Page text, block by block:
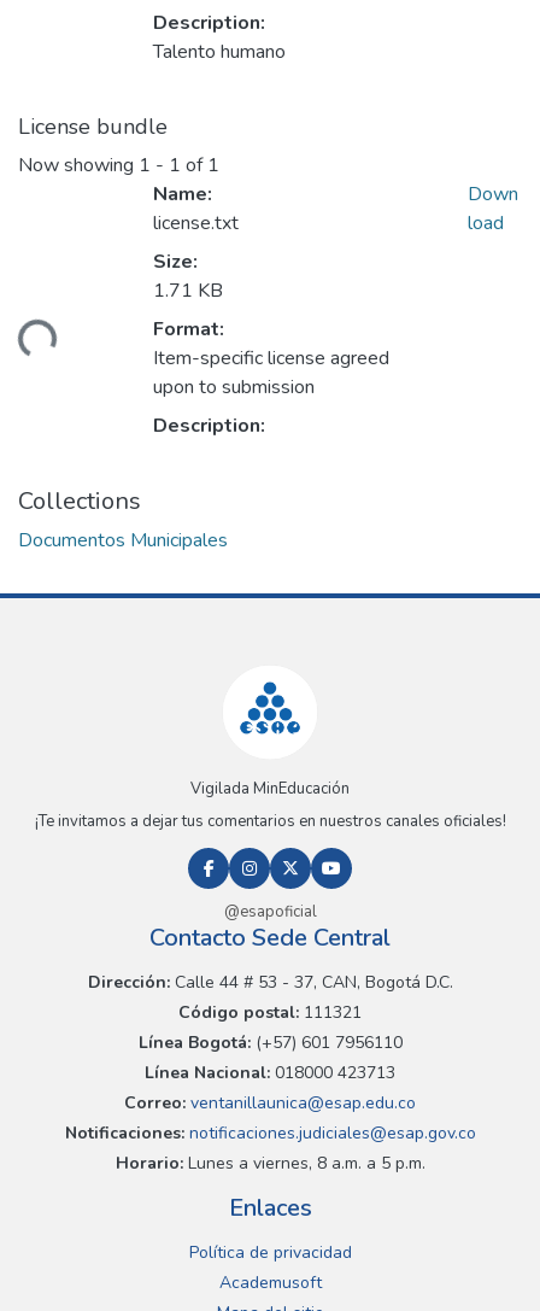
Description:
Talento humano
License bundle
Now showing 1 - 1 of 1
Name:
license.txt
Size:
1.71 KB
Format:
Item-specific license agreed
upon to submission
Description:
Down
load
Collections
Documentos Municipales
Vigilada MinEducación
¡Te invitamos a dejar tus comentarios en nuestros canales oficiales!
@esapoficial
Contacto Sede Central
Dirección:Calle 44 # 53 - 37, CAN, Bogotá D.C.
Código postal: 111321
Línea Bogotá:(+57) 601 7956110
Línea Nacional: 018000 423713
Correo: ventanillaunica@esap.edu.co
Notificaciones:notificaciones.judiciales@esap.gov.co
Horario:Lunes a viernes, 8 a.m. a 5 p.m.
Enlaces
Política de privacidad
Academusoft